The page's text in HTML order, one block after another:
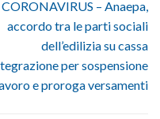
CORONAVIRUS – Anaepa,
accordo tra le parti sociali
dell’edilizia su cassa
per sospensione
e proroga versamenti